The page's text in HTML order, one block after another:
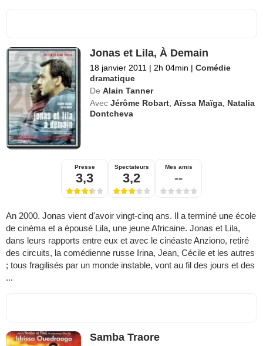
Jonas et Lila, À Demain
18 janvier 2011 | 2h 04min | Comédie
dramatique
De Alain Tanner
Avec Jérôme Robart ,Aïssa Maïga Natalia
Dontcheva
Presse
3,3
Spectateurs
3,2
Mes amis
--
An 2000. Jonas vient d'avoir vingt-cinq ans. Il a terminé une école
de cinéma et a épousé Lila, une jeune Africaine. Jonas et Lila,
dans leurs rapports entre eux et avec le cinéaste Anziono, retiré
des circuits, la comédienne russe Irina, Jean, Cécile et les autres
; tous fragilisés par un monde instable, vont au fil des jours et des
...
Samba Traore